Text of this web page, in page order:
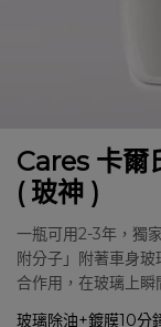
Cares 卡爾
( 玻神 )
一瓶可用2-3年，獨
附分子」附著車身
合作用，在玻璃上
玻璃除油+鍍膜10分